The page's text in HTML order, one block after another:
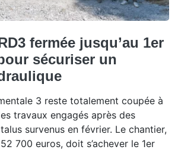
fermée jusqu’au 1er
sécuriser un
3 reste totalement coupée à
travaux engagés après des
survenus en février. Le chantier,
700 euros, doit s’achever le 1er